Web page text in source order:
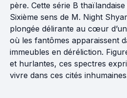
père. Cette série B
Sixième sens de M. Night
plongée délirante au cœur
où les fantômes apparaissent
immeubles en déréliction.
et hurlantes, ces spectres
vivre dans ces cités